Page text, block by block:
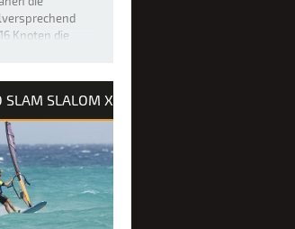
Knoten die
SLAM SLALOM X